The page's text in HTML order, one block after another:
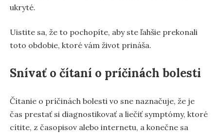
ukryté.
Uistite sa, že to pochopíte, aby ste ľahšie prekonali
toto obdobie, ktoré vám život prináša.
Snívať o čítaní o príčinách bolesti
Čítanie o príčinách bolesti vo sne naznačuje, že je
čas prestať si diagnostikovať a liečiť symptómy, ktoré
cítite, z časopisov alebo internetu, a konečne sa